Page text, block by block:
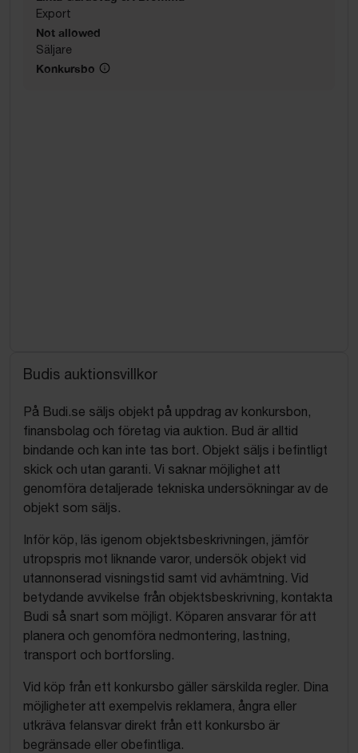
Export
Not allowed
Säljare
Konkursbo
Budis auktionsvillkor
På Budi.se säljs objekt på uppdrag av konkursbon,
finansbolag och företag via auktion. Bud är alltid
bindande och kan inte tas bort. Objekt säljs i befintligt
skick och utan garanti. Vi saknar möjlighet att
genomföra detaljerade tekniska undersökningar av de
objekt som säljs.
Inför köp, läs igenom objektsbeskrivningen, jämför
utropspris mot liknande varor, undersök objekt vid
utannonserad visningstid samt vid avhämtning. Vid
betydande avvikelse från objektsbeskrivning, kontakta
Budi så snart som möjligt. Köparen ansvarar för att
planera och genomföra nedmontering, lastning,
transport och bortforsling.
Vid köp från ett konkursbo gäller särskilda regler. Dina
möjligheter att exempelvis reklamera, ångra eller
utkräva felansvar direkt från ett konkursbo är
begränsade eller obefintliga.